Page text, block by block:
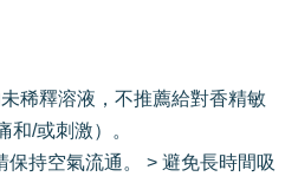
稀釋溶液，不推薦給對香精敏
和/或刺激）。
持空氣流通。 > 避免長時間吸